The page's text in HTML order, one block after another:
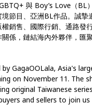
與 Boy’s Love（BL
節目、亞洲BL作品。誠
銷售、國際行銷、通路發
係，鏈結海內外夥伴，匯
by GagaOOLala, Asia's
on November 11. The
original Taiwanese
and sellers to join